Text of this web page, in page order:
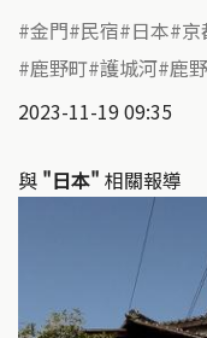
金門 民宿 日本 京
鹿野町 護城河 鹿野
2023-11-19 09:35
與 "日本" 相關報導